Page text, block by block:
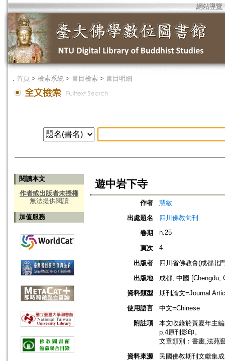
網站導覽
． 首頁 > 檢索系統 > 書目檢索 > 書目明細
閱讀本文
作者或出版者未授權
無法提供閱讀
加值服務
遊中岩下寺
作者
慧敏
出處題名
四川佛教旬刊
卷期
n.25
頁次 4
出版者
四川省佛教會(成都北
出版地
成都, 中國 [Chengdu,
資料類型
期刊論文=Journal
使用語言
中文=Chinese
附註項
本文收錄於黃夏年主
p.4原刊影印。
文章類別：書畫,法苑
資料來源
民國佛教期刊文獻集